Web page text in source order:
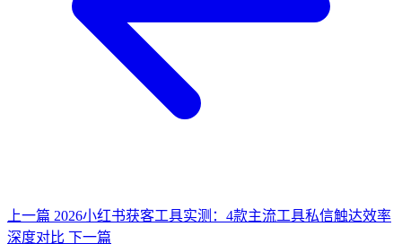
上一篇 2026小红书获客工具实测：4款主流工具私信触达效率
深度对比 下一篇